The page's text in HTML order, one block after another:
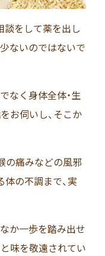
談をして薬を出し
ないのではないで
なく身体全体・生
お伺いし、そこか
の痛みなどの風邪
の不調まで、実
か一歩を踏み出せ
味を敬遠されてい